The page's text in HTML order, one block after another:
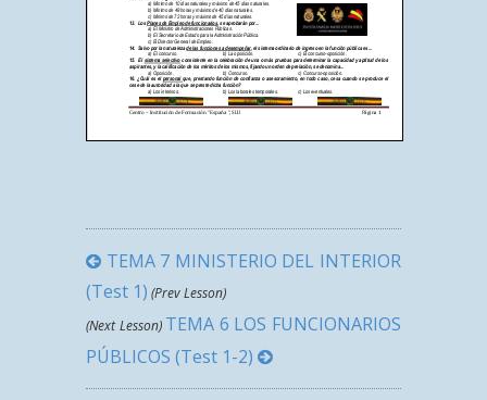
TEMA 7 MINISTERIO DEL INTERIOR
(Test 1) (Prev Lesson)
(Next Lesson) TEMA 6 LOS FUNCIONARIOS
PÚBLICOS (Test 1-2)